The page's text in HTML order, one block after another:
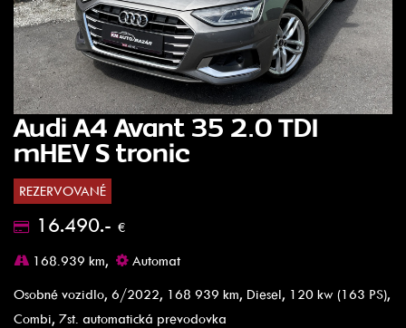
Audi A4 Avant 35 2.0 TDI
mHEV S tronic
REZERVOVANÉ
16.490.- €
168.939 km,
Automat
Osobné vozidlo, 6/2022, 168 939 km, Diesel, 120 kw (163 PS),
Combi, 7st. automatická prevodovka